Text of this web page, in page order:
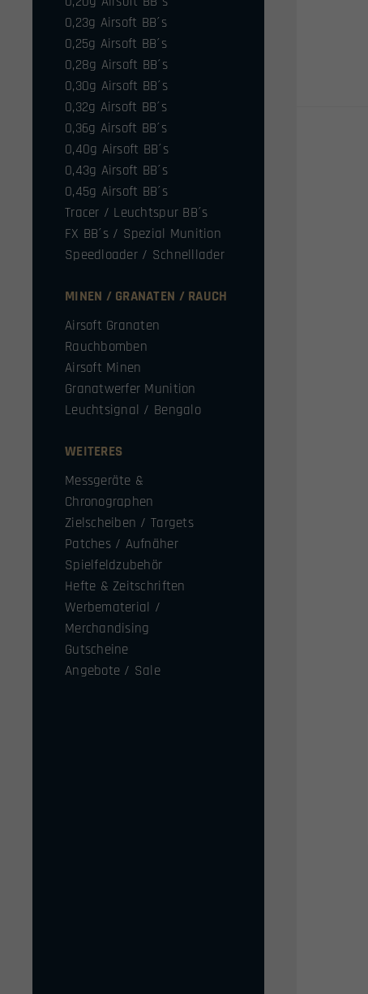
0,23g Airsoft BB´s
0,25g Airsoft BB´s
0,28g Airsoft BB´s
0,30g Airsoft BB´s
0,32g Airsoft BB´s
0,36g Airsoft BB´s
0,40g Airsoft BB´s
0,43g Airsoft BB´s
0,45g Airsoft BB´s
Tracer / Leuchtspur BB´s
FX BB´s / Spezial Munition
Speedloader / Schnelllader
MINEN / GRANATEN / RAUCH
Airsoft Granaten
Rauchbomben
Airsoft Minen
Granatwerfer Munition
Leuchtsignal / Bengalo
WEITERES
Messgeräte &
Chronographen
Zielscheiben / Targets
Patches / Aufnäher
Spielfeldzubehör
Hefte & Zeitschriften
Werbematerial /
Merchandising
Gutscheine
Angebote / Sale